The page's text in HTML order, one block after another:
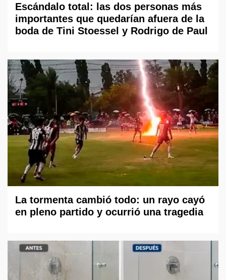
Escándalo total: las dos personas más
importantes que quedarían afuera de la
boda de Tini Stoessel y Rodrigo de Paul
La tormenta cambió todo: un rayo cayó
en pleno partido y ocurrió una tragedia